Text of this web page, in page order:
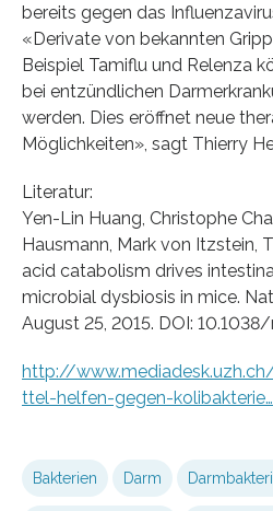
bereits gegen das
«Derivate von bekannten
Beispiel Tamiflu und Relenza
bei entzündlichen
werden. Dies eröffnet neue
Möglichkeiten», sagt Thierry
Literatur:
Yen-Lin Huang, Christophe
Hausmann, Mark von Itzstein,
acid catabolism drives
microbial dysbiosis in mice.
August 25, 2015. DOI:
http://
ttel-helfen-gegen-kolibakterie…
Bakterien Darm